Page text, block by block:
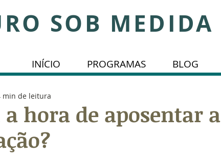
SOB MEDIDA
INÍCIO PROGRAMAS BLOG
a hora de aposentar a
min de leitura